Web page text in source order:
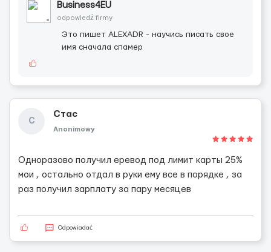
Business4EU
odpowiedź firmy
Это пишет ALEXADR - научись писать свое
имя сначала спамер
C
Cтас
Anonimowy
Одноразово получил еревод под лимит карты 25%
мои , остально отдал в руки ему все в порядке , за
раз получил зарплату за пару месяцев
Odpowiadać